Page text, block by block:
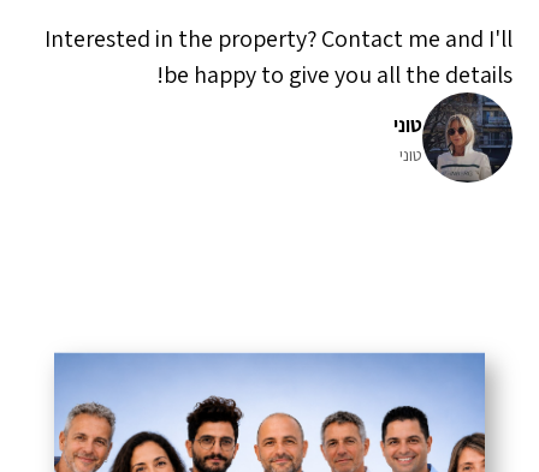
Interested in the property? Contact me and I'll
be happy to give you all the details!
טוני
טוני